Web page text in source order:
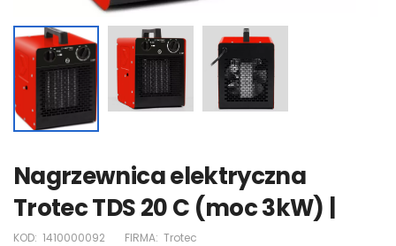
Nagrzewnica elektryczna
Trotec TDS 20 C (moc 3kW) |
KOD: 1410000092 FIRMA: Trotec